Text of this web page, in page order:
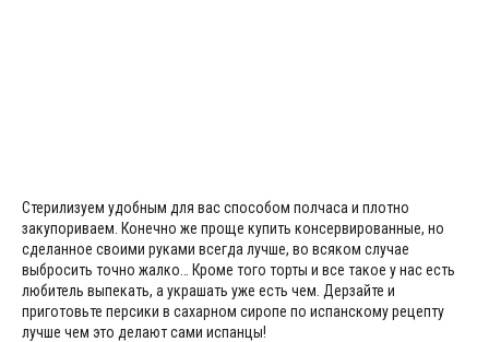
Стерилизуем удобным для вас способом полчаса и плотно
закупориваем. Конечно же проще купить консервированные, но
сделанное своими руками всегда лучше, во всяком случае
выбросить точно жалко… Кроме того торты и все такое у нас есть
любитель выпекать, а украшать уже есть чем. Дерзайте и
приготовьте персики в сахарном сиропе по испанскому рецепту
лучше чем это делают сами испанцы!